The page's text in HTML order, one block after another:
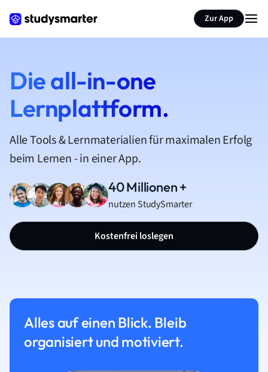
Zur App
Die all-in-one
Lernplattform.
Alle Tools & Lernmaterialien für maximalen Erfolg
beim Lernen - in einer App.
40 Millionen +
nutzen StudySmarter
Kostenfrei loslegen
Alles auf einen Blick. Bleib
organisiert und motiviert.